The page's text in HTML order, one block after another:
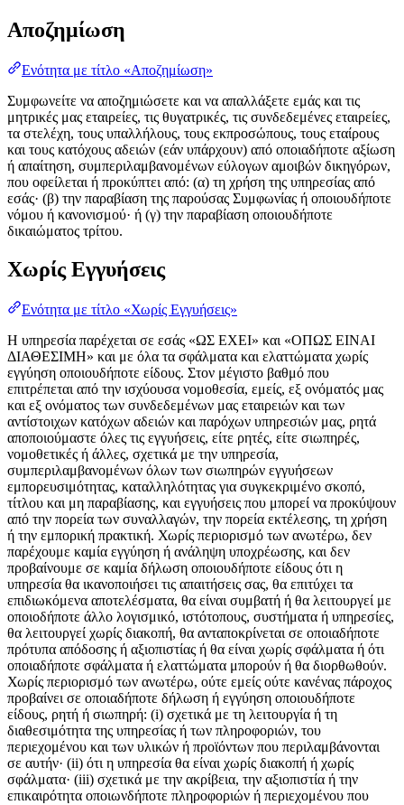
Αποζημίωση
Ενότητα με τίτλο «Αποζημίωση»
Συμφωνείτε να αποζημιώσετε και να απαλλάξετε εμάς και τις
μητρικές μας εταιρείες, τις θυγατρικές, τις συνδεδεμένες εταιρείες,
τα στελέχη, τους υπαλλήλους, τους εκπροσώπους, τους εταίρους
και τους κατόχους αδειών (εάν υπάρχουν) από οποιαδήποτε αξίωση
ή απαίτηση, συμπεριλαμβανομένων εύλογων αμοιβών δικηγόρων,
που οφείλεται ή προκύπτει από: (α) τη χρήση της υπηρεσίας από
εσάς· (β) την παραβίαση της παρούσας Συμφωνίας ή οποιουδήποτε
νόμου ή κανονισμού· ή (γ) την παραβίαση οποιουδήποτε
δικαιώματος τρίτου.
Χωρίς Εγγυήσεις
Ενότητα με τίτλο «Χωρίς Εγγυήσεις»
Η υπηρεσία παρέχεται σε εσάς «ΩΣ ΕΧΕΙ» και «ΟΠΩΣ ΕΙΝΑΙ
ΔΙΑΘΕΣΙΜΗ» και με όλα τα σφάλματα και ελαττώματα χωρίς
εγγύηση οποιουδήποτε είδους. Στον μέγιστο βαθμό που
επιτρέπεται από την ισχύουσα νομοθεσία, εμείς, εξ ονόματός μας
και εξ ονόματος των συνδεδεμένων μας εταιρειών και των
αντίστοιχων κατόχων αδειών και παρόχων υπηρεσιών μας, ρητά
αποποιούμαστε όλες τις εγγυήσεις, είτε ρητές, είτε σιωπηρές,
νομοθετικές ή άλλες, σχετικά με την υπηρεσία,
συμπεριλαμβανομένων όλων των σιωπηρών εγγυήσεων
εμπορευσιμότητας, καταλληλότητας για συγκεκριμένο σκοπό,
τίτλου και μη παραβίασης, και εγγυήσεις που μπορεί να προκύψουν
από την πορεία των συναλλαγών, την πορεία εκτέλεσης, τη χρήση
ή την εμπορική πρακτική. Χωρίς περιορισμό των ανωτέρω, δεν
παρέχουμε καμία εγγύηση ή ανάληψη υποχρέωσης, και δεν
προβαίνουμε σε καμία δήλωση οποιουδήποτε είδους ότι η
υπηρεσία θα ικανοποιήσει τις απαιτήσεις σας, θα επιτύχει τα
επιδιωκόμενα αποτελέσματα, θα είναι συμβατή ή θα λειτουργεί με
οποιοδήποτε άλλο λογισμικό, ιστότοπους, συστήματα ή υπηρεσίες,
θα λειτουργεί χωρίς διακοπή, θα ανταποκρίνεται σε οποιαδήποτε
πρότυπα απόδοσης ή αξιοπιστίας ή θα είναι χωρίς σφάλματα ή ότι
οποιαδήποτε σφάλματα ή ελαττώματα μπορούν ή θα διορθωθούν.
Χωρίς περιορισμό των ανωτέρω, ούτε εμείς ούτε κανένας πάροχος
προβαίνει σε οποιαδήποτε δήλωση ή εγγύηση οποιουδήποτε
είδους, ρητή ή σιωπηρή: (i) σχετικά με τη λειτουργία ή τη
διαθεσιμότητα της υπηρεσίας ή των πληροφοριών, του
περιεχομένου και των υλικών ή προϊόντων που περιλαμβάνονται
σε αυτήν· (ii) ότι η υπηρεσία θα είναι χωρίς διακοπή ή χωρίς
σφάλματα· (iii) σχετικά με την ακρίβεια, την αξιοπιστία ή την
επικαιρότητα οποιωνδήποτε πληροφοριών ή περιεχομένου που